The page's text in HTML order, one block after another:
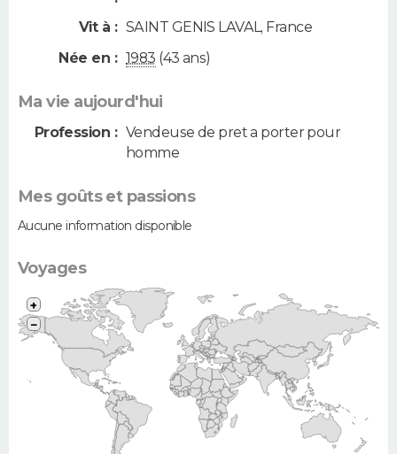
Vit à : SAINT GENIS LAVAL, France
Née en : 1983 (43 ans)
Ma vie aujourd'hui
Profession : Vendeuse de pret a porter pour
homme
Mes goûts et passions
Aucune information disponible
Voyages
+
−